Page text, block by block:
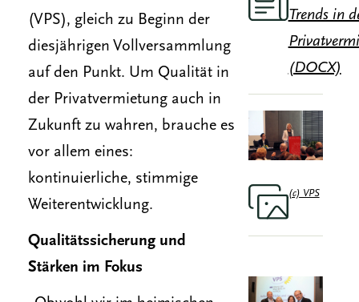
(VPS), gleich zu Beginn der
diesjährigen Vollversammlung
auf den Punkt. Um Qualität in
der Privatvermietung auch in
Zukunft zu wahren, brauche es
vor allem eines:
kontinuierliche, stimmige
Weiterentwicklung.
Qualitätssicherung und
Stärken im Fokus
Trends in
(DOCX)
(c) VPS